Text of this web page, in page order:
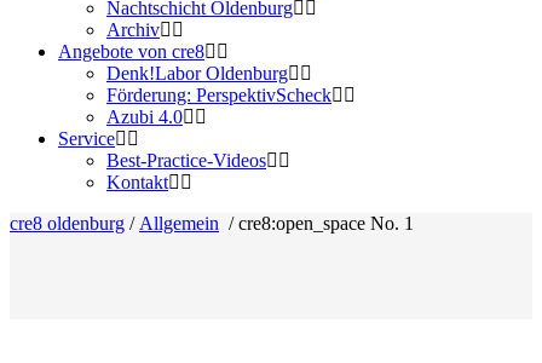
Nachtschicht Oldenburg
Archiv
Angebote von cre8
Denk!Labor Oldenburg
Förderung: PerspektivScheck
Azubi 4.0
Service
Best-Practice-Videos
Kontakt
cre8 oldenburg / Allgemein /cre8:open_space No. 1